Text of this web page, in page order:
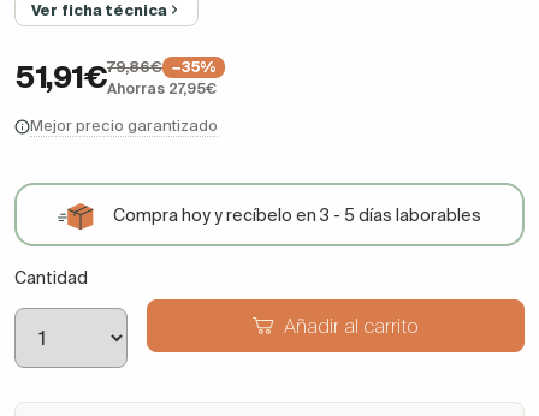
Ver ficha técnica
51,91€79,86€
−35%
Ahorras 27,95€
Mejor precio garantizado
Compra hoy y recíbelo en 3 - 5 días laborables
Cantidad
Añadir al carrito